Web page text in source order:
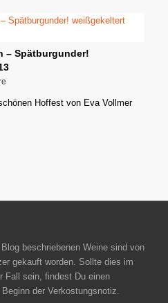
– Spätburgunder!
Hoffest von Eva Vollmer
beschriebenen Weine sind von
gekauft worden. Sollte dies im
Fall sein, findest Du einen
der Verkostungsnotiz.